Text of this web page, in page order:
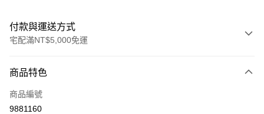
付款與運送方式
宅配滿NT$5,000免運
信用卡一次付款
超商取貨付款
商品特色
商品編號
9881160